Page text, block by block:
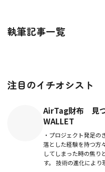
執筆記事一覧
注目のイチオシスト
AirTag財布 見
WALLET
・プロジェクト発足のきっかけ 貴重品と愛着
落とした経験を持つ方
してしまった時の焦り
す。 技術の進化によ